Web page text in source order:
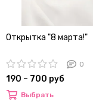
Открытка "8 марта!"
0
190 – 700 руб
Выбрать